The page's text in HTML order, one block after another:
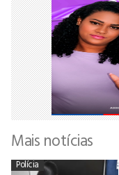
Mais notícias
Polícia